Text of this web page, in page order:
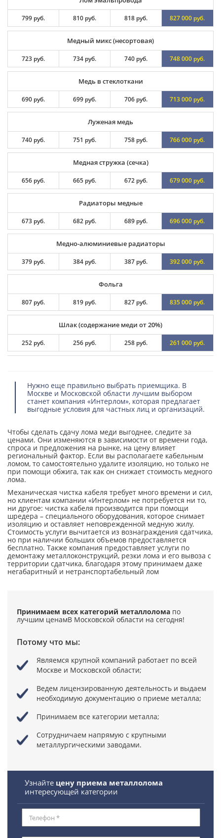
799 руб. 810 руб. 818 руб. 827 000 руб.
Медный микс (несортовая)
723 руб. 734 руб. 740 руб. 748 000 руб.
Медь в стеклоткани
690 руб. 699 руб. 706 руб. 713 000 руб.
Луженая медь
740 руб. 751 руб. 758 руб. 766 000 руб.
Медная стружка (сечка)
656 руб. 665 руб. 672 руб. 679 000 руб.
Радиаторы медные
673 руб. 682 руб. 689 руб. 696 000 руб.
Медно-алюминиевые радиаторы
379 руб. 384 руб. 387 руб. 392 000 руб.
Фольга
807 руб. 819 руб. 827 руб. 835 000 руб.
Шлак (содержание меди от 20%)
252 руб. 256 руб. 258 руб. 261 000 руб.
Нужно еще правильно выбрать приемщика. В
Москве и Московской области лучшим выбором
станет компания «Интерлом», которая предлагает
выгодные условия для частных лиц и организаций.
Чтобы сделать сдачу лома меди выгоднее, следите за
ценами. Они изменяются в зависимости от времени года,
спроса и предложения на рынке, на цену влияет
региональный фактор. Если вы располагаете кабельным
ломом, то самостоятельно удалите изоляцию, но только не
при помощи обжига, так как он снижает стоимость медного
лома.
Механическая чистка кабеля требует много времени и сил,
но клиентам компании «Интерлом» не потребуется ни то,
ни другое: чистка кабеля производится при помощи
шредера – специального оборудования, которое снимает
изоляцию и оставляет неповрежденной медную жилу.
Стоимость услуги вычитается из вознаграждения сдатчика,
но при наличии больших объемов предоставляется
бесплатно. Также компания предоставляет услуги по
демонтажу металлоконструкций, резки лома и его вывоза с
территории сдатчика, благодаря этому принимаем даже
негабаритный и нетранспортабельный лом
Принимаем всех категорий металлолома по
лучшим ценамВ Московской области на сегодня!
Потому что мы:
Являемся крупной компаний работает по всей
Москве и Московской области;
Ведем лицензированную деятельность и выдаем
необходимую документацию о приеме металла;
Принимаем все категории металла;
Сотрудничаем напрямую с крупными
металлургическими заводами.
Узнайте цену приема металлолома
интересующей категории